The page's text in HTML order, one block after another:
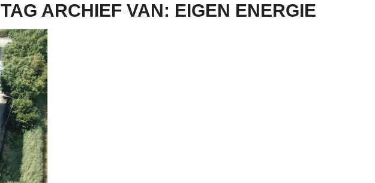
TAG ARCHIEF VAN: EIGEN ENERGIE